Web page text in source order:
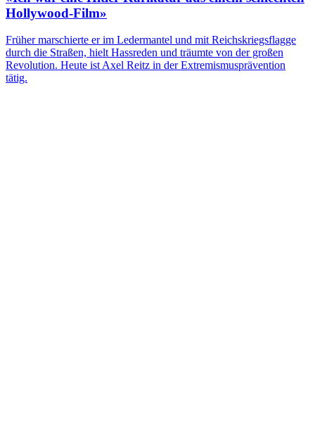
Hollywood-Film»
Früher marschierte er im Ledermantel und mit Reichskriegsflagge
durch die Straßen, hielt Hassreden und träumte von der großen
Revolution. Heute ist Axel Reitz in der Extremismusprävention
tätig.